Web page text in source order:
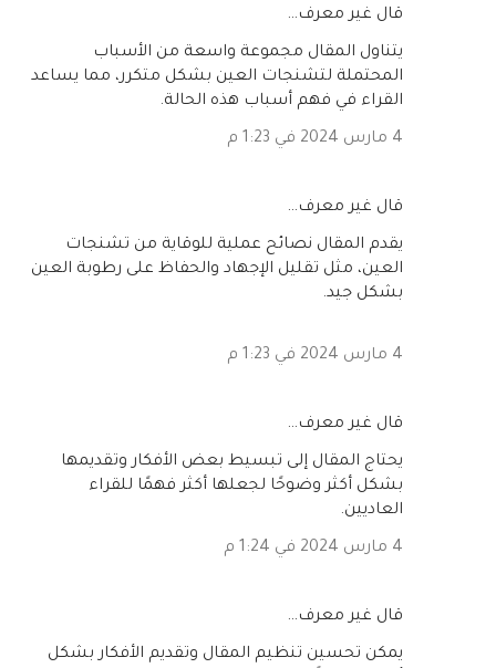
‏قال غير معرف…
يتناول المقال مجموعة واسعة من الأسباب
المحتملة لتشنجات العين بشكل متكرر، مما يساعد
القراء في فهم أسباب هذه الحالة.
4 مارس 2024 في 1:23 م
‏قال غير معرف…
يقدم المقال نصائح عملية للوقاية من تشنجات
العين، مثل تقليل الإجهاد والحفاظ على رطوبة العين
بشكل جيد.
4 مارس 2024 في 1:23 م
‏قال غير معرف…
يحتاج المقال إلى تبسيط بعض الأفكار وتقديمها
بشكل أكثر وضوحًا لجعلها أكثر فهمًا للقراء
العاديين.
4 مارس 2024 في 1:24 م
‏قال غير معرف…
يمكن تحسين تنظيم المقال وتقديم الأفكار بشكل